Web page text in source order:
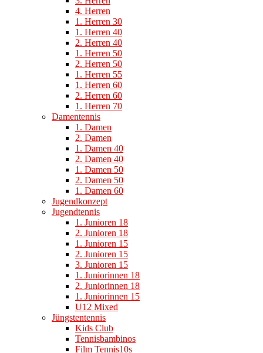
4. Herren
1. Herren 30
1. Herren 40
2. Herren 40
1. Herren 50
2. Herren 50
1. Herren 55
1. Herren 60
2. Herren 60
1. Herren 70
Damentennis
1. Damen
2. Damen
1. Damen 40
2. Damen 40
1. Damen 50
2. Damen 50
1. Damen 60
Jugendkonzept
Jugendtennis
1. Junioren 18
2. Junioren 18
1. Junioren 15
2. Junioren 15
3. Junioren 15
1. Juniorinnen 18
2. Juniorinnen 18
1. Juniorinnen 15
U12 Mixed
Jüngstentennis
Kids Club
Tennisbambinos
Film Tennis10s